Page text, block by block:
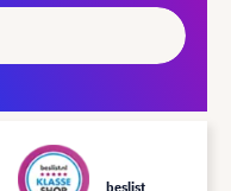
beslist